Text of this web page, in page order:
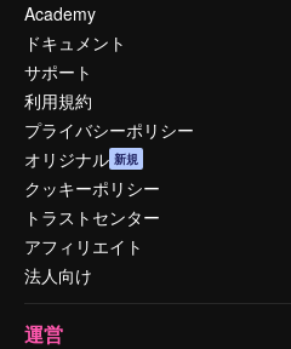
Academy
ドキュメント
サポート
利用規約
プライバシーポリシー
オリジナル 新規
クッキーポリシー
トラストセンター
アフィリエイト
法人向け
運営